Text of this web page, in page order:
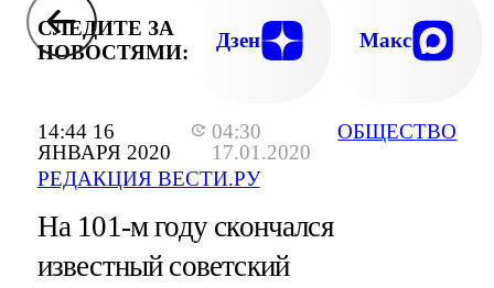
14:44 16
ЯНВАРЯ 2020
04:30
17.01.2020
РЕДАКЦИЯ ВЕСТИ.РУ
ОБЩЕСТВО
СЛЕДИТЕ ЗА
НОВОСТЯМИ:
Дзен Макс
На 101-м году скончался
известный советский